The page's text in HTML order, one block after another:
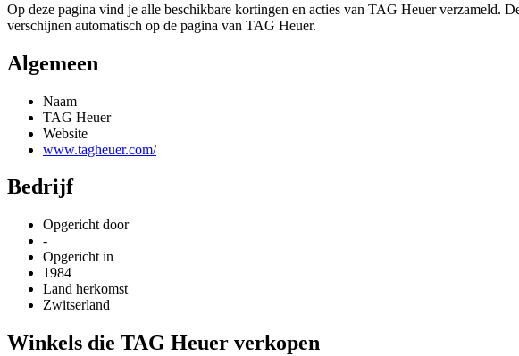
Op deze pagina vind je alle beschikbare kortingen en acties van TAG Heuer verzameld.
verschijnen automatisch op de pagina van TAG Heuer.
Algemeen
Naam
TAG Heuer
Website
www.tagheuer.com/
Bedrijf
Opgericht door
-
Opgericht in
1984
Land herkomst
Zwitserland
Winkels die TAG Heuer verkopen